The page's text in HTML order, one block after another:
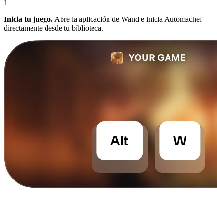
1
Inicia tu juego. Abre la aplicación de Wand e inicia Automachef
directamente desde tu biblioteca.